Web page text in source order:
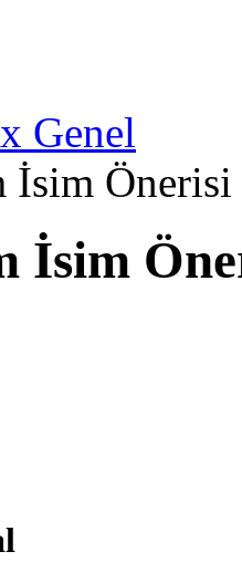
Genel
İsim Önerisi
İsim